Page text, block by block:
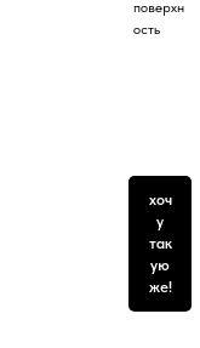
поверхн
ость
хоч
у
так
ую
же!